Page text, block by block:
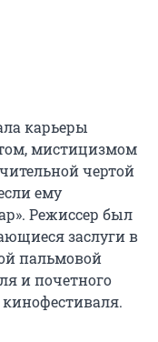
карьеры
мистицизмом
чертой
ему
Режиссер был
заслуги в
пальмовой
и почетного
кинофестиваля.